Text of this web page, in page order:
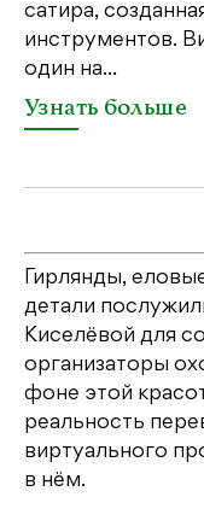
сатира,
инструментов.
один на...
Узнать больше
Гирлянды,
детали
Киселёвой для
организаторы
фоне этой
реальность
виртуального
в нём.